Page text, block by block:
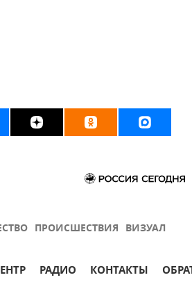
ПРОИСШЕСТВИЯ ВИЗУАЛ
РАДИО КОНТАКТЫ